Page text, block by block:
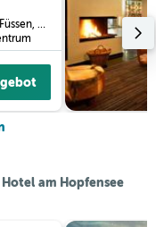
Augsburger Str. 18, Füssen, Bayern, Deutschland
am Hopfensee